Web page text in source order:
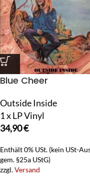
Blue Cheer
Outside Inside
1 x LP Vinyl
34,90€
Enthält 0% USt. (kein USt-
gem. §25a UStG)
zzgl.Versand